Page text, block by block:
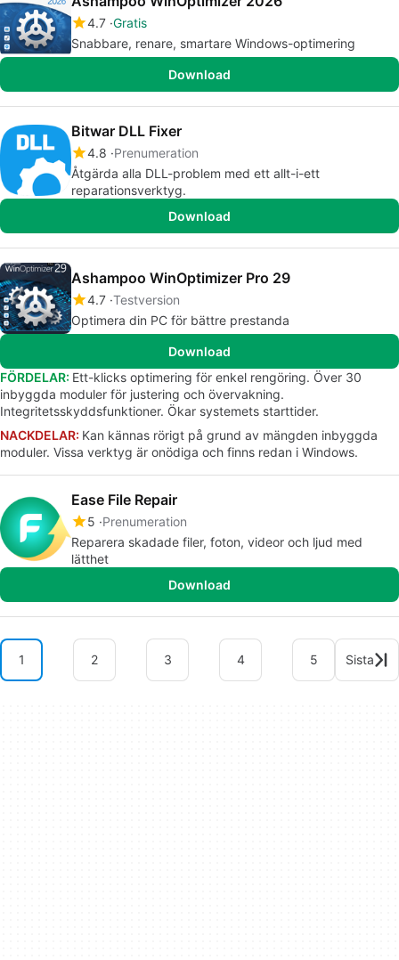
4.7 Gratis
Snabbare, renare, smartare Windows-optimering
Download
Bitwar DLL Fixer
4.8 Prenumeration
Åtgärda alla DLL-problem med ett allt-i-ett
reparationsverktyg.
Download
Ashampoo WinOptimizer Pro 29
4.7 Testversion
Optimera din PC för bättre prestanda
Download
FÖRDELAR: Ett-klicks optimering för enkel rengöring. Över 30
inbyggda moduler för justering och övervakning.
Integritetsskyddsfunktioner. Ökar systemets starttider.
NACKDELAR: Kan kännas rörigt på grund av mängden inbyggda
moduler. Vissa verktyg är onödiga och finns redan i Windows.
Ease File Repair
5 Prenumeration
Reparera skadade filer, foton, videor och ljud med
lätthet
Download
1 2 3 4 5 Sista